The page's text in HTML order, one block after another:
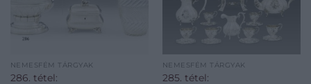
NEMESFÉM TÁRGYAK
286. tétel:
NEMESFÉM TÁRGYAK
285. tétel: